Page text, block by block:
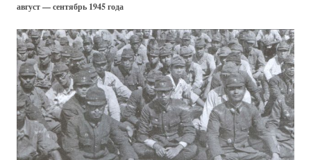
август — сентябрь 1945 года